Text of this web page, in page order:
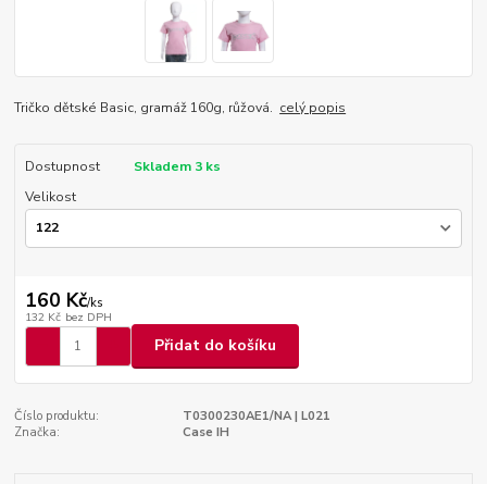
Tričko dětské Basic, gramáž 160g, růžová. celý popis
Dostupnost
Skladem 3 ks
Velikost
160 Kč/ks
132 Kč bez DPH
Přidat do košíku
Číslo produktu:
T0300230AE1/NA | L021
Značka:
Case IH